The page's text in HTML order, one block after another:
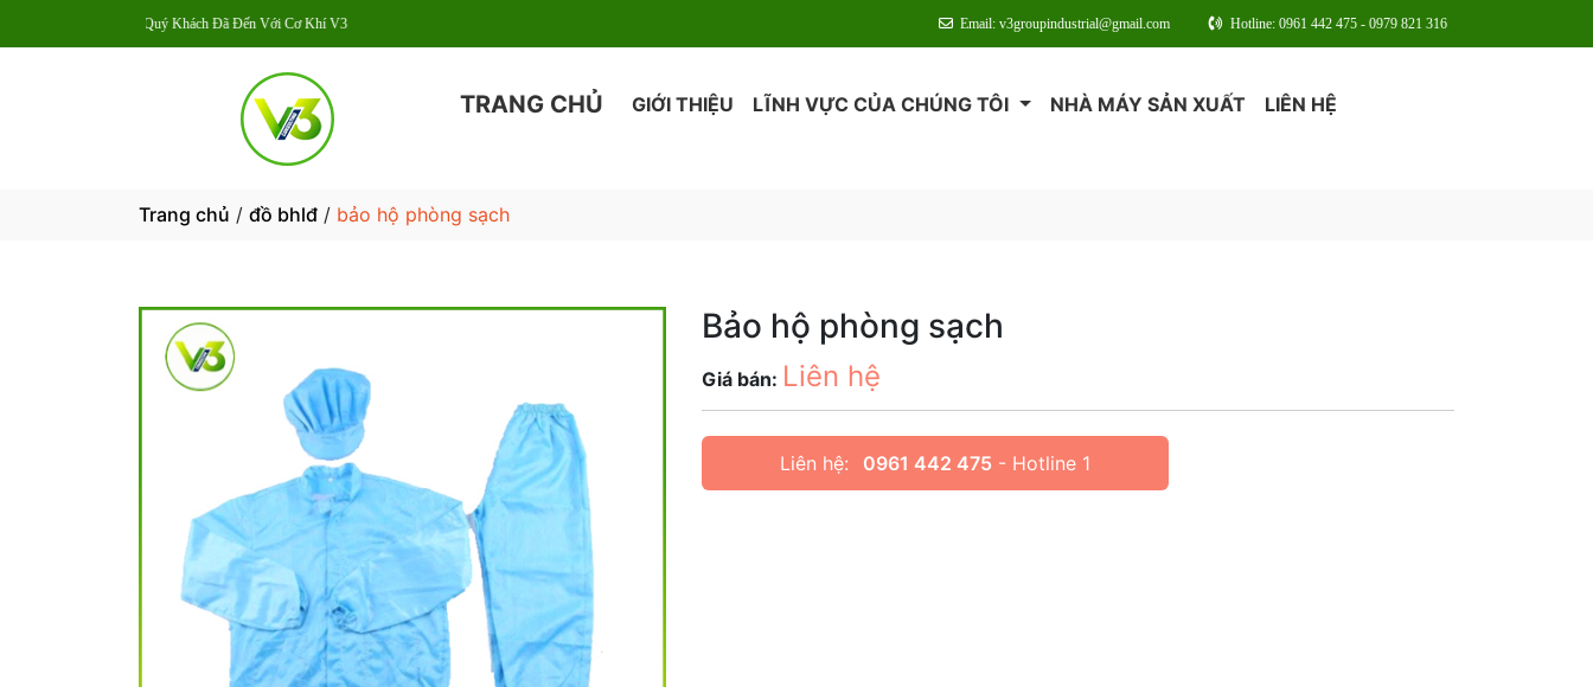
Chào Mừng Quý Khách Đã Đến Với Cơ Khí V3 Email: v3groupindustrial@gmail.com Hotline: 0961 442 475 - 0979 821 316
TRANG CHỦ GIỚI THIỆU LĨNH VỰC CỦA CHÚNG TÔI NHÀ MÁY SẢN XUẤT LIÊN HỆ
Trang chủ / đồ bhlđ / bảo hộ phòng sạch
Bảo hộ phòng sạch
Giá bán: Liên hệ
Liên hệ: 0961 442 475- Hotline 1